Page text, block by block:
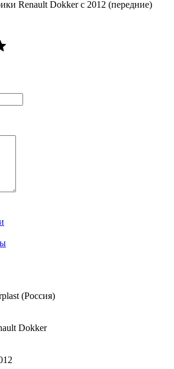
Renault Dokker с 2012 (передние)
(Россия)
Dokker